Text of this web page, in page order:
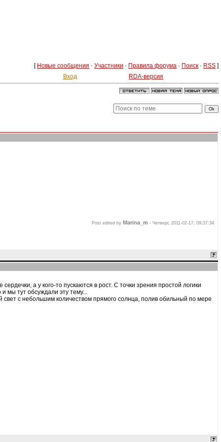
[ Новые сообщения · Участники · Правила форума · Поиск · RSS ]
Вход RDA-версия
Post edited by Marina_m - Четверг, 2011-02-17, 09:37:34
а у кого-то пускаются в рост. С точки зрения простой логики
и мы тут обсуждали эту тему...
с небольшим количеством прямого солнца, полив обильный по мере